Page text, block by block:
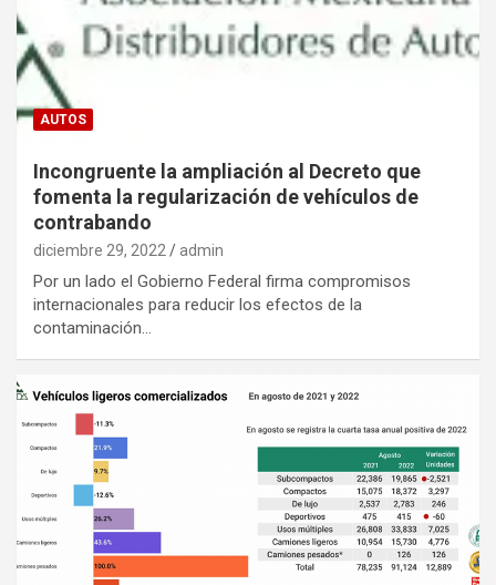
AUTOS
Incongruente la ampliación al Decreto que
fomenta la regularización de vehículos de
contrabando
diciembre 29, 2022 admin
Por un lado el Gobierno Federal firma compromisos
internacionales para reducir los efectos de la
contaminación…